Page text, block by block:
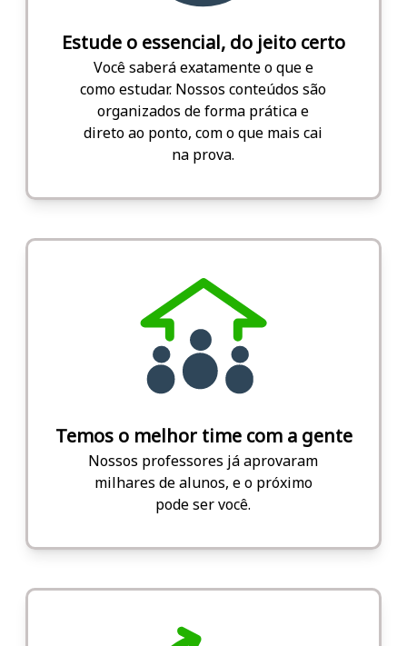
Estude o essencial, do jeito certo
Você saberá exatamente o que e
como estudar. Nossos conteúdos são
organizados de forma prática e
direto ao ponto, com o que mais cai
na prova.
Temos o melhor time com a gente
Nossos professores já aprovaram
milhares de alunos, e o próximo
pode ser você.